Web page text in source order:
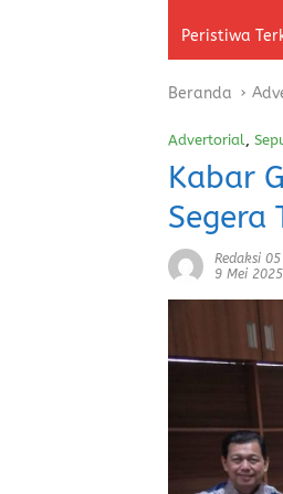
Peristiwa
Beranda
Advertorial
Kabar
Segera
Redaksi 05
9 Mei 2025